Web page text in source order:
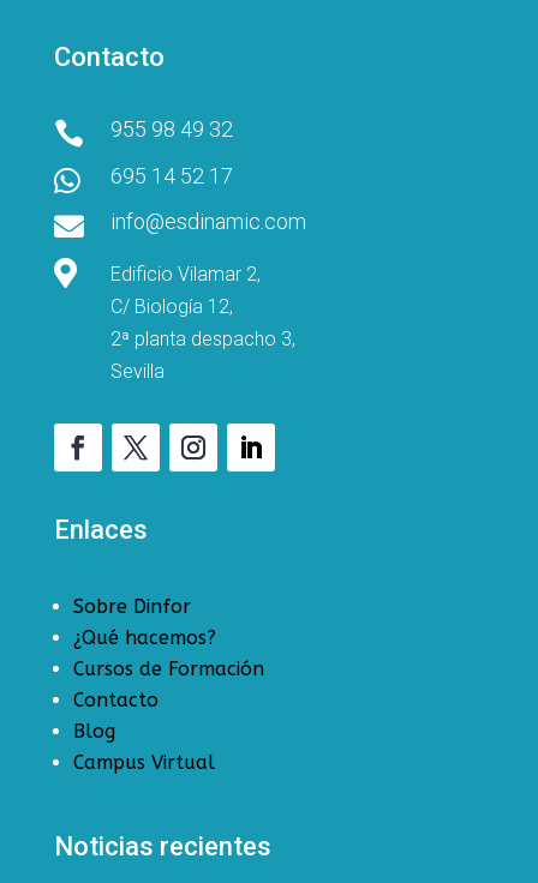
Contacto
 955 98 49 32
 695 14 52 17
 info@esdinamic.com

Edificio Vilamar 2,
C/ Biología 12,
2ª planta despacho 3,
Sevilla
Enlaces
Sobre Dinfor
¿Qué hacemos?
Cursos de Formación
Contacto
Blog
Campus Virtual
Noticias recientes